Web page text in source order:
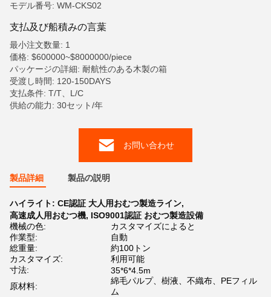
モデル番号: WM-CKS02
支払及び船積みの言葉
最小注文数量: 1
価格: $600000~$8000000/piece
パッケージの詳細: 耐航性のある木製の箱
受渡し時間: 120-150DAYS
支払条件: T/T、L/C
供給の能力: 30セット/年
お問い合わせ
製品詳細 製品の説明
ハイライト: CE認証 大人用おむつ製造ライン,
高速成人用おむつ機, ISO9001認証 おむつ製造設備
機械の色:
カスタマイズによると
作業型:
自動
総重量:
約100トン
カスタマイズ:
利用可能
寸法:
35*6*4.5m
原材料:
綿毛パルプ、樹液、不織布、PEフィル
ム